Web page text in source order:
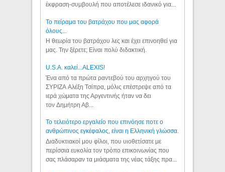
έκφραση-συμβουλή που αποτέλεσε ιδανικό για...
Το πείραμα του βατράχου που μας αφορά
όλους...
Η θεωρία του βατράχου λες και έχει επινοηθεί για
μας. Την ξέρετε; Είναι πολύ διδακτική.
U.S.A. καλεί...ALEXIS!
Ένα από τα πρώτα ραντεβού του αρχηγού του
ΣΥΡΙΖΑ Αλέξη Τσίπρα, μόλις επέστρεψε από τα
ιερά χώματα της Αργεντινής ήταν να δει
τον Δημήτρη Αβ...
Το τελειότερο εργαλείο που επινόησε ποτε ο
ανθρώπινος εγκέφαλος, είναι η Ελληνική γλώσσα.
Διαδυκτιακοί μου φίλοι, που υιοθετίσατε με
περίσσια ευκολία τον τρόπο επικοινωνίας που
σας πλάσαραν τα μιάσματα της νέας τάξης πρα...